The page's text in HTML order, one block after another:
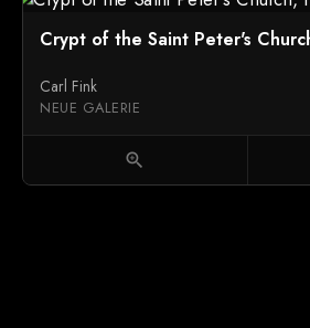
Crypt of the Saint Peter's
Carl Fink
NEUE GALERIE
zoom_in